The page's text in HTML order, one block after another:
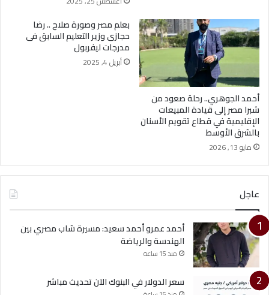
أحمد الجوهري.. رحلة صعود من
شبرا مصر إلى قيادة المبيعات
الإقليمية في قطاع تقويم الأسنان
بالشرق الأوسط
مايو 13, 2026
بعلم مصر وصورة صلاح .. رضا
حجازى وزير التعليم السابق فى
مدرجات ليفربول
أبريل 4, 2025
عاجل
أحمد عمرو أحمد سعيد: مسيرة شاب مصري بين
الهندسة والرياضة
منذ 15 ساعة
سعر الدولار في البنوك الآن تحديث مباشر